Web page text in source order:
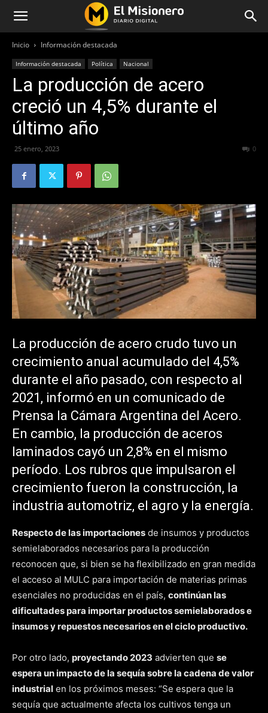
Inicio Información destacada
Información destacada Política Nacional
La producción de acero
creció un 4,5% durante el
último año
25 enero, 2023 0
La producción de acero crudo tuvo un
crecimiento anual acumulado del 4,5%
durante el año pasado, con respecto al
2021, informó en un comunicado de
Prensa la Cámara Argentina del Acero.
En cambio, la producción de aceros
laminados cayó un 2,8% en el mismo
período. Los rubros que impulsaron el
crecimiento fueron la construcción, la
industria automotriz, el agro y la energía.
Respecto de las importaciones de insumos y productos
semielaborados necesarios para la producción
reconocen que, si bien se ha flexibilizado en gran medida
el acceso al MULC para importación de materias primas
esenciales no producidas en el país, continúan las
dificultades para importar productos semielaborados e
insumos y repuestos necesarios en el ciclo productivo.
Por otro lado, proyectando 2023 advierten que se
espera un impacto de la sequía sobre la cadena de valor
industrial en los próximos meses: “Se espera que la
sequía que actualmente afecta los cultivos tenga un